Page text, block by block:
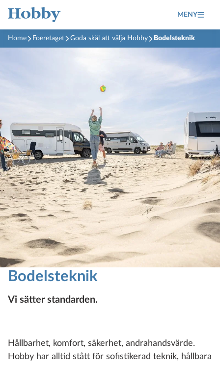
MENY
Home Foeretaget Goda skäl att välja Hobby Bodelsteknik
Bodelsteknik
Vi sätter standarden.
Hållbarhet, komfort, säkerhet, andrahandsvärde.
Hobby har alltid stått för sofistikerad teknik, hållbara